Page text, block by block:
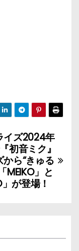
イズ2024年
初音ミク』
から“きゅる
MEIKO」と
」が登場！